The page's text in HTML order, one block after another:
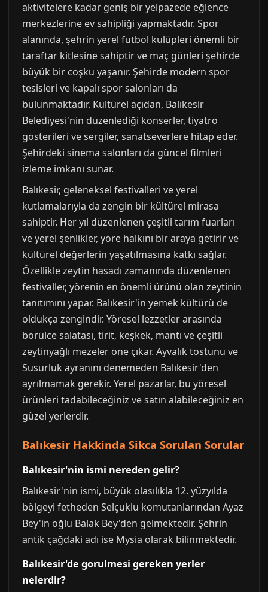
aktivitelere kadar geniş bir yelpazede eğlence
merkezlerine ev sahipliği yapmaktadır. Spor
alanında, şehrin yerel futbol kulüpleri önemli bir
taraftar kitlesine sahiptir ve maç günleri şehirde
büyük bir coşku yaşanır. Şehirde modern spor
tesisleri ve kapalı spor salonları da
bulunmaktadır. Kültürel açıdan, Balıkesir
Belediyesi'nin düzenlediği konserler, tiyatro
gösterileri ve sergiler, sanatseverlere hitap eder.
Şehirdeki sinema salonları da güncel filmleri
izleme imkanı sunar.
Balıkesir, geleneksel festivalleri ve yerel
kutlamalarıyla da zengin bir kültürel mirasa
sahiptir. Her yıl düzenlenen çeşitli tarım fuarları
ve yerel şenlikler, yöre halkını bir araya getirir ve
kültürel değerlerin yaşatılmasına katkı sağlar.
Özellikle zeytin hasadı zamanında düzenlenen
festivaller, yörenin en önemli ürünü olan zeytinin
tanıtımını yapar. Balıkesir'in yemek kültürü de
oldukça zengindir. Yöresel lezzetler arasında
börülce salatası, tirit, keşkek, mantı ve çeşitli
zeytinyağlı mezeler öne çıkar. Ayvalık tostunu ve
Susurluk ayranını denemeden Balıkesir'den
ayrılmamak gerekir. Yerel pazarlar, bu yöresel
ürünleri tadabileceğiniz ve satın alabileceğiniz en
güzel yerlerdir.
Balıkesir Hakkinda Sikca Sorulan Sorular
Balıkesir'nin ismi nereden gelir?
Balıkesir'nin ismi, büyük olasılıkla 12. yüzyılda
bölgeyi fetheden Selçuklu komutanlarından Ayaz
Bey'in oğlu Balak Bey'den gelmektedir. Şehrin
antik çağdaki adı ise Mysia olarak bilinmektedir.
Balıkesir'de gorulmesi gereken yerler
nelerdir?